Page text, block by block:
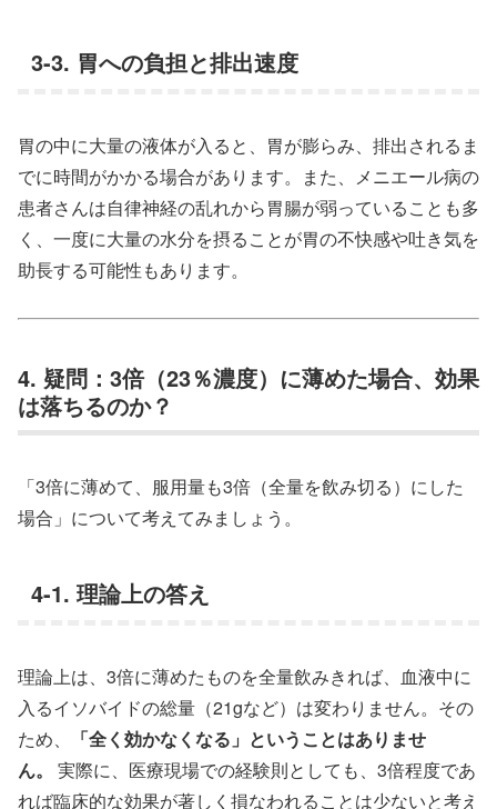
3-3. 胃への負担と排出速度
胃の中に大量の液体が入ると、胃が膨らみ、排出されるま
でに時間がかかる場合があります。また、メニエール病の
患者さんは自律神経の乱れから胃腸が弱っていることも多
く、一度に大量の水分を摂ることが胃の不快感や吐き気を
助長する可能性もあります。
4. 疑問：3倍（23％濃度）に薄めた場合、効果
は落ちるのか？
「3倍に薄めて、服用量も3倍（全量を飲み切る）にした
場合」について考えてみましょう。
4-1. 理論上の答え
理論上は、3倍に薄めたものを全量飲みきれば、血液中に
入るイソバイドの総量（21gなど）は変わりません。その
ため、
「全く効かなくなる」ということはありませ
ん。
実際に、医療現場での経験則としても、3倍程度であ
れば臨床的な効果が著しく損なわれることは少ないと考え